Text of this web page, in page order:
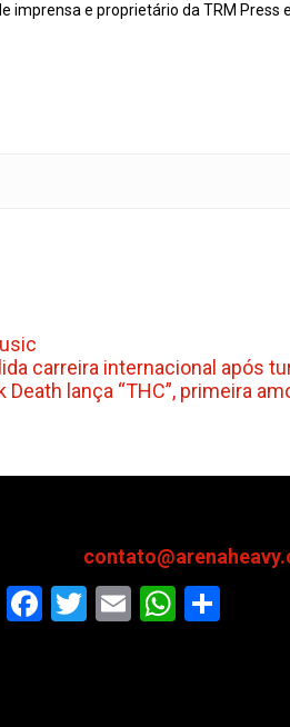
imprensa e proprietário da TRM Press
carreira internacional após
lança “THC”, primeira
Facebook
Twitter
Email